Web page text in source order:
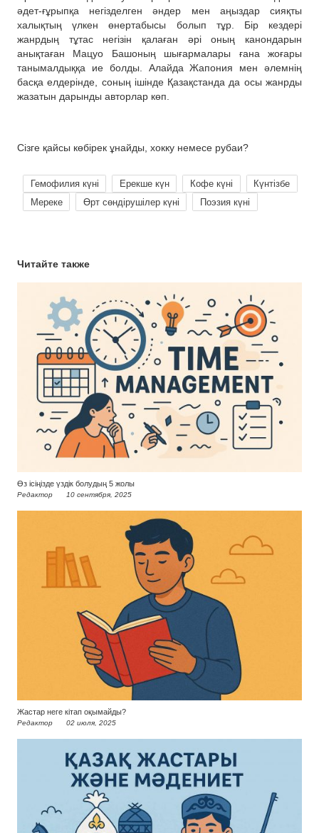
әдет-ғұрыпқа негізделген әндер мен аңыздар сияқты
халықтың үлкен өнертабысы болып тұр. Бір кездері
жанрдың тұтас негізін қалаған әрі оның канондарын
анықтаған Мацуо Башоның шығармалары ғана жоғары
танымалдыққа ие болды. Алайда Жапония мен әлемнің
басқа елдерінде, соның ішінде Қазақстанда да осы жанрды
жазатын дарынды авторлар көп.
Сізге қайсы көбірек ұнайды, хокку немесе рубаи?
Гемофилия күні Ерекше күн Кофе күні
Күнтізбе
Мереке
Өрт сөндірушілер күні Поэзия күні
Читайте также
Өз ісіңізде үздік болудың 5 жолы
Редактор 10 сентября, 2025
Жастар неге кітап оқымайды?
Редактор 02 июля, 2025